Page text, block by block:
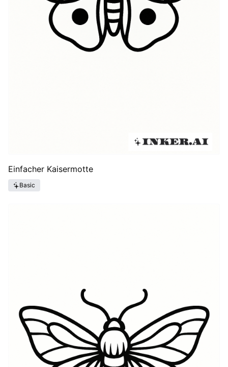
Einfacher Kaisermotte
Basic